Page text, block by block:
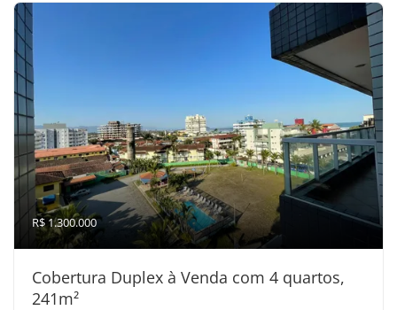
R$ 1.300.000
Cobertura Duplex à Venda com 4 quartos,
241m²